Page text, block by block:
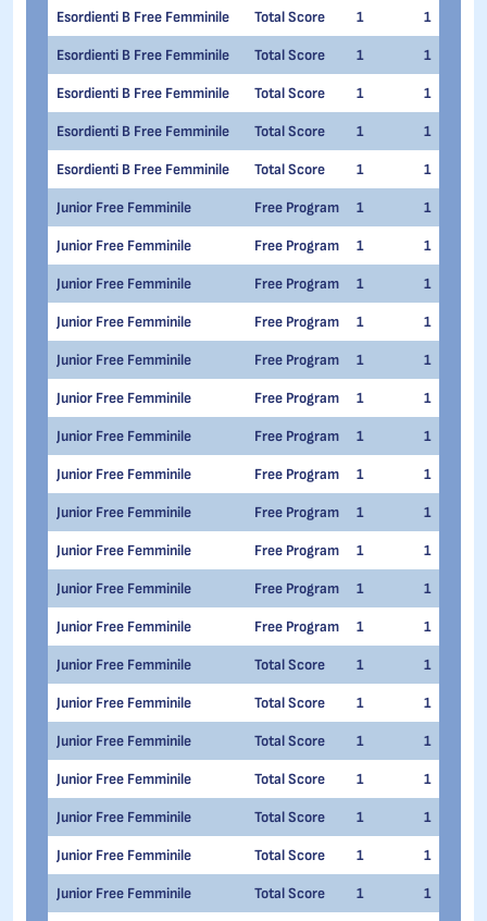
Esordienti B Free Femminile Total Score 1 1
Esordienti B Free Femminile Total Score 1 1
Esordienti B Free Femminile Total Score 1 1
Esordienti B Free Femminile Total Score 1 1
Esordienti B Free Femminile Total Score 1 1
Junior Free Femminile Free Program 1 1
Junior Free Femminile Free Program 1 1
Junior Free Femminile Free Program 1 1
Junior Free Femminile Free Program 1 1
Junior Free Femminile Free Program 1 1
Junior Free Femminile Free Program 1 1
Junior Free Femminile Free Program 1 1
Junior Free Femminile Free Program 1 1
Junior Free Femminile Free Program 1 1
Junior Free Femminile Free Program 1 1
Junior Free Femminile Free Program 1 1
Junior Free Femminile Free Program 1 1
Junior Free Femminile Total Score 1 1
Junior Free Femminile Total Score 1 1
Junior Free Femminile Total Score 1 1
Junior Free Femminile Total Score 1 1
Junior Free Femminile Total Score 1 1
Junior Free Femminile Total Score 1 1
Junior Free Femminile Total Score 1 1